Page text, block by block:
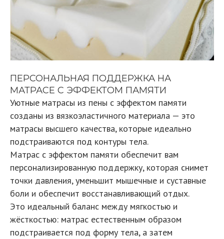
ПЕРСОНАЛЬНАЯ ПОДДЕРЖКА НА
МАТРАСЕ С ЭФФЕКТОМ ПАМЯТИ
Уютные матрасы из пены с эффектом памяти
созданы из вязкоэластичного материала — это
матрасы высшего качества, которые идеально
подстраиваются под контуры тела.
Матрас с эффектом памяти обеспечит вам
персонализированную поддержку, которая снимет
точки давления, уменьшит мышечные и суставные
боли и обеспечит восстанавливающий отдых.
Это идеальный баланс между мягкостью и
жёсткостью: матрас естественным образом
подстраивается под форму тела, а затем